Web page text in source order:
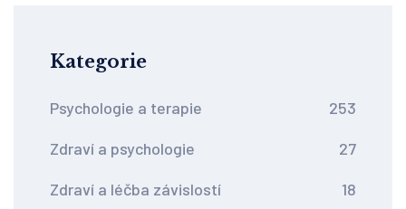
Kategorie
Psychologie a terapie 253
Zdraví a psychologie 27
Zdraví a léčba závislostí 18